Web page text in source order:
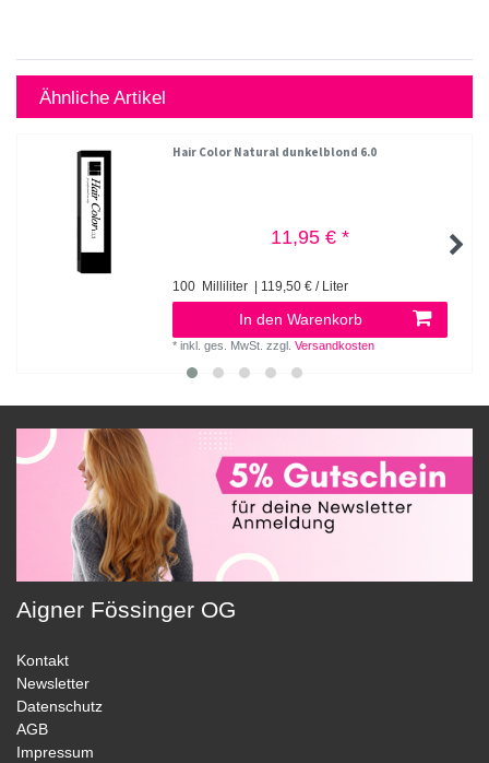
Ähnliche Artikel
Hair Color Natural dunkelblond 6.0
11,95 € *
100 Milliliter | 119,50 € / Liter
In den Warenkorb
*inkl. ges. MwSt. zzgl.Versandkosten
Aigner Fössinger OG
Kontakt
Newsletter
Datenschutz
AGB
Impressum